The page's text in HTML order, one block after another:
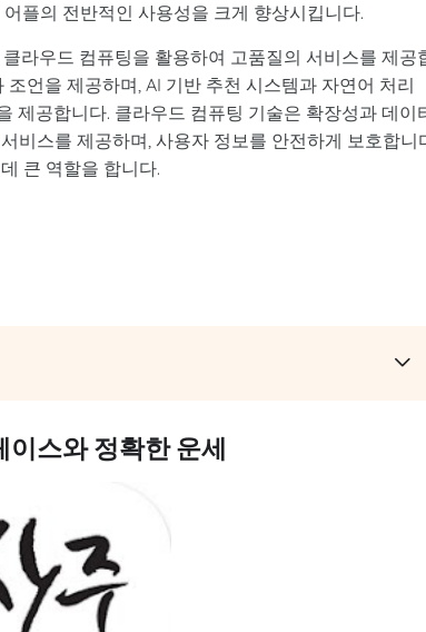
플의 전반적인 사용성을 크게 향상시킵니다.
라우드 컴퓨팅을 활용하여 고품질의 서비스를 제공
언을 제공하며, AI 기반 추천 시스템과 자연어 처리
제공합니다. 클라우드 컴퓨팅 기술은 확장성과 데이
비스를 제공하며, 사용자 정보를 안전하게 보호합니
큰 역할을 합니다.
스와 정확한 운세